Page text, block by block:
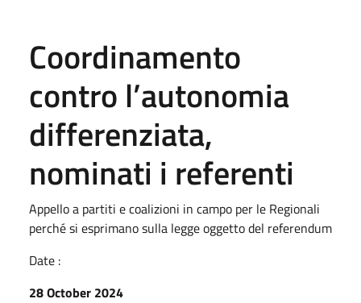
Coordinamento
contro l’autonomia
differenziata,
nominati i referenti
Appello a partiti e coalizioni in campo per le Regionali
perché si esprimano sulla legge oggetto del referendum
Date :
28 October 2024